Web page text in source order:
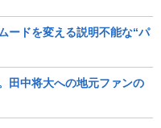
ードを変える説明不能な“パ
田中将大への地元ファンの